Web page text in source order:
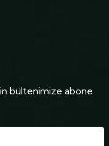
bültenimize abone